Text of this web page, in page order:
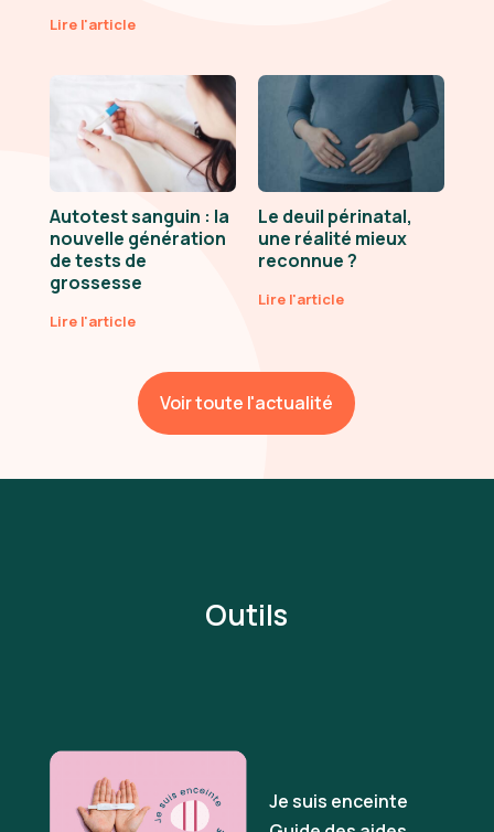
Lire l'article
Autotest sanguin : la
nouvelle génération
de tests de
grossesse
Lire l'article
Le deuil périnatal,
une réalité mieux
reconnue ?
Lire l'article
Voir toute l'actualité
Outils
Je suis enceinte